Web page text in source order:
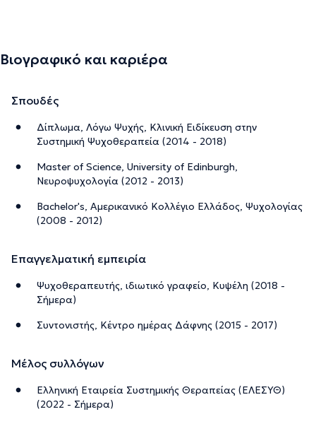
Βιογραφικό και καριέρα
Σπουδές
Δίπλωμα, Λόγω Ψυχής, Κλινική Ειδίκευση στην
Συστημική Ψυχοθεραπεία (2014 - 2018)
Master of Science, University of Edinburgh,
Νευροψυχολογία (2012 - 2013)
Bachelor's, Αμερικανικό Κολλέγιο Ελλάδος, Ψυχολογίας
(2008 - 2012)
Επαγγελματική εμπειρία
Ψυχοθεραπευτής, ιδιωτικό γραφείο, Κυψέλη (2018 -
Σήμερα)
Συντονιστής, Κέντρο ημέρας Δάφνης (2015 - 2017)
Μέλος συλλόγων
Ελληνική Εταιρεία Συστημικής Θεραπείας (ΕΛΕΣΥΘ)
(2022 - Σήμερα)